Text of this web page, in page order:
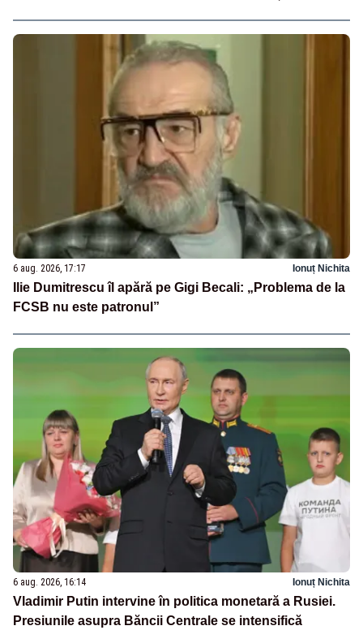
6 aug. 2026, 17:17 Ionuț Nichita
Ilie Dumitrescu îl apără pe Gigi Becali: „Problema de la
FCSB nu este patronul”
6 aug. 2026, 16:14 Ionuț Nichita
Vladimir Putin intervine în politica monetară a Rusiei.
Presiunile asupra Băncii Centrale se intensifică